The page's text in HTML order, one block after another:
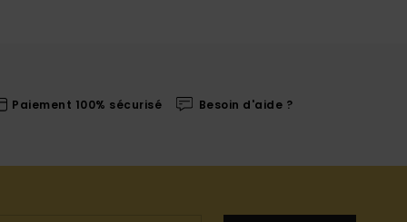
Paiement 100% sécurisé Besoin d'aide ?